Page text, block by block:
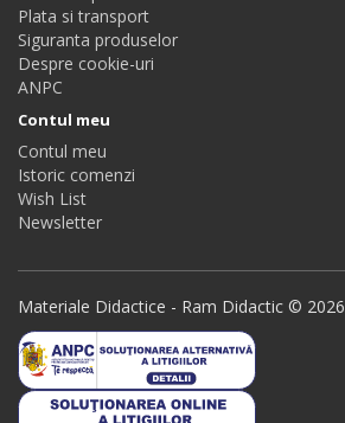
Plata si transport
Siguranta produselor
Despre cookie-uri
ANPC
Contul meu
Contul meu
Istoric comenzi
Wish List
Newsletter
Materiale Didactice - Ram Didactic © 2026